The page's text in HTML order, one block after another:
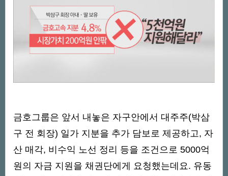
금호그룹은 앞서 내놓은 자구안에서 대주주(박삼
구 전 회장) 일가 지분을 추가 담보로 제공하고, 자
산 매각, 비수익 노선 정리 등을 조건으로 5000억
원의 자금 지원을 채권단에게 요청했는데요. 유동